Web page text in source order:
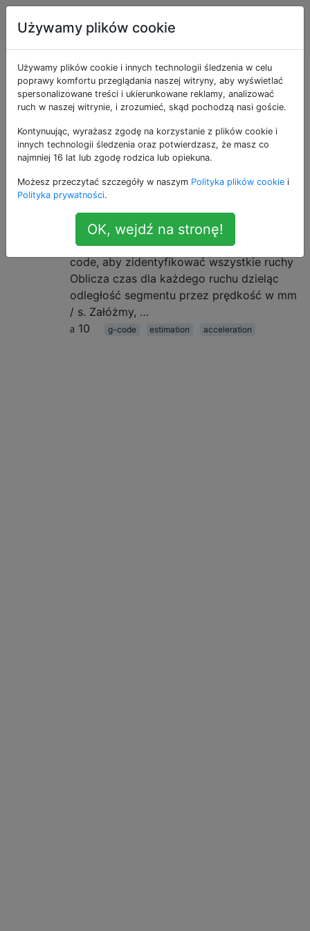
drukowanie 3d
Pytania otagowane
jako estimation
2
Obliczanie szacowanego czasu
drukowania już wyciętego pliku
Zacząłem pisać aplikację, która oblicza
szacunkowy całkowity czas drukowania z
pliku kodu G dla już pokrojonego modelu.
Program działa i jest dość dokładny. Działa
w następujący sposób: Skanuje cały plik G-
code, aby zidentyfikować wszystkie ruchy
Oblicza czas dla każdego ruchu dzieląc
odległość segmentu przez prędkość w mm
/ s. Załóżmy, …
10
g-code estimation acceleration
Używamy plików cookie
Używamy plików cookie i innych technologii śledzenia w celu
poprawy komfortu przeglądania naszej witryny, aby wyświetlać
spersonalizowane treści i ukierunkowane reklamy, analizować
ruch w naszej witrynie, i zrozumieć, skąd pochodzą nasi goście.
Kontynuując, wyrażasz zgodę na korzystanie z plików cookie i
innych technologii śledzenia oraz potwierdzasz, że masz co
najmniej 16 lat lub zgodę rodzica lub opiekuna.
Możesz przeczytać szczegóły w naszym Polityka plików cookie i
Polityka prywatności.
OK, wejdź na stronę!